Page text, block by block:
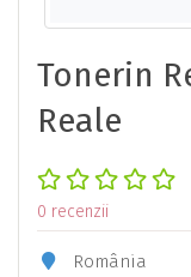
Tonerin
Reale
0 recenzii
România